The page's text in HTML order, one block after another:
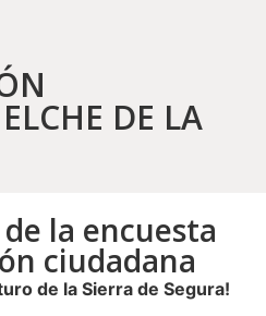
DE LA
la encuesta
ciudadana
de la Sierra de Segura!